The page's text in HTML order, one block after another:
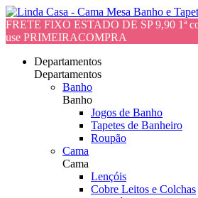
FRETE FIXO ESTADO DE SP 9,90 1ª
use PRIMEIRACOMPRA
Departamentos
Departamentos
Banho
Banho
Jogos de Banho
Tapetes de Banheiro
Roupão
Cama
Cama
Lençóis
Cobre Leitos e Colchas